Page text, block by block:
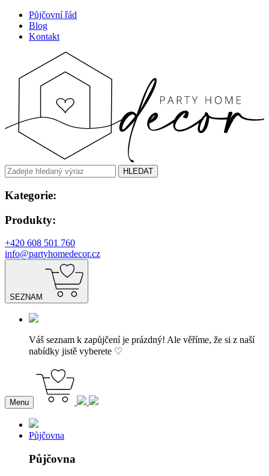
Půjčovní řád
Blog
Kontakt
HLEDAT
Kategorie:
Produkty:
+420 608 501 760
info@partyhomedecor.cz
SEZNAM
Váš seznam k zapůjčení je prázdný! Ale věříme, že si z naší
nabídky jistě vyberete ♡
Menu
Půjčovna
Půjčovna